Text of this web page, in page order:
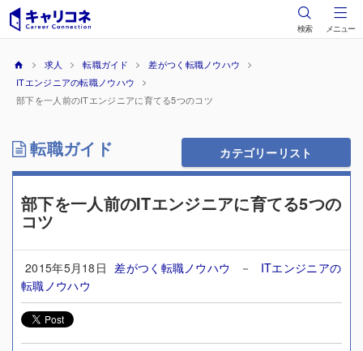
検索 メニュー
求人 転職ガイド
差がつく転職ノウハウ
ITエンジニアの転職ノウハウ
部下を一人前のITエンジニアに育てる5つのコツ
転職ガイド カテゴリーリスト
部下を一人前のITエンジニアに育てる5つの
コツ
2015年5月18日 差がつく転職ノウハウ － ITエンジニアの
転職ノウハウ